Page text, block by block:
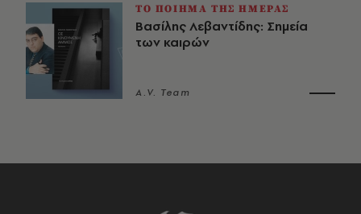
ΤΟ ΠΟΙΗΜΑ ΤΗΣ ΗΜΕΡΑΣ
Βασίλης Λεβαντίδης: Σημεία
των καιρών
A.V. Team